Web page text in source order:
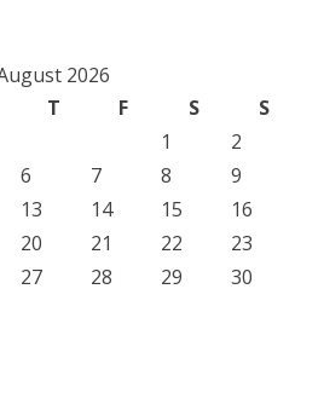
2026
T F S
S
1
2
6 7 8
9
13 14 15
16
20 21 22
23
27 28 29
30